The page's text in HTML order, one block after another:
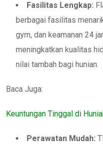
Fasilitas Lengkap:
berbagai fasilitas
gym, dan keamanan 24
meningkatkan kualitas
nilai tambah bagi hunian.
Baca Juga:
Keuntungan Tinggal di
Perawatan Mudah: